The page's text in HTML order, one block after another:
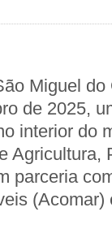
Miguel do
de 2025,
interior do
Agricultura,
parceria
(Acomar)